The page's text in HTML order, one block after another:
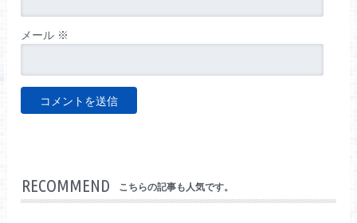
メール ※
RECOMMEND こちらの記事も人気です。